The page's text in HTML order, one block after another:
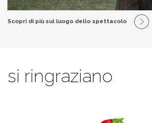
Scopri di più sul luogo dello spettacolo
si ringraziano